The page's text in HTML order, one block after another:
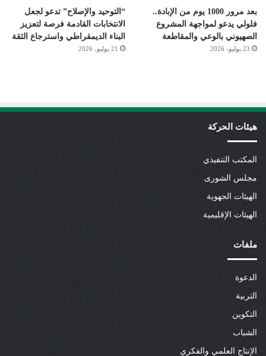
بعد مرور 1000 يوم من الإبادة..
فلولي يدعو لمواجهة المشروع
الصهيوني بالوعي والمقاطعة
23 يوليو، 2026
“التوحيد والإصلاح” تدعو لجعل
الانتخابات القادمة فرصة لتعزيز
البناء الديمقراطي واسترجاع الثقة
21 يوليو، 2026
هيئات الحركة
المكتب التنفيذي
مجلس الشورى
الهيئات الجهوية
الهيئات الإقليمية
ملفات
الدعوة
التربية
التكوين
الشباب
الإنتاج العلمي والفكري